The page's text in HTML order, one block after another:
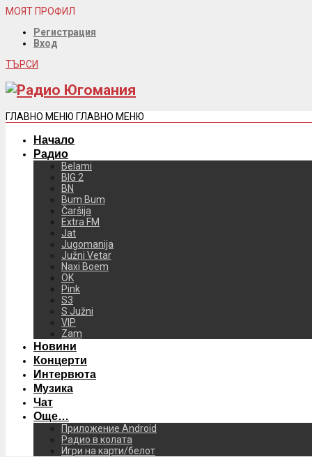
МОЯТ ПРОФИЛ
Регистрация
Вход
ТЪРСИ
ГЛАВНО МЕНЮ ГЛАВНО МЕНЮ
Начало
Радио
Belami
BIG 2
BN
Bum Bum
Čaršija
Extra FM
Jat
Jugomanija
Južni Vetar
Naxi Boem
OK
Pink
S3
S Južni
VIP
Zam
Новини
Концерти
Интервюта
Музика
Чат
Още…
Приложение Android
Радио в колата
Игри на карти/белот